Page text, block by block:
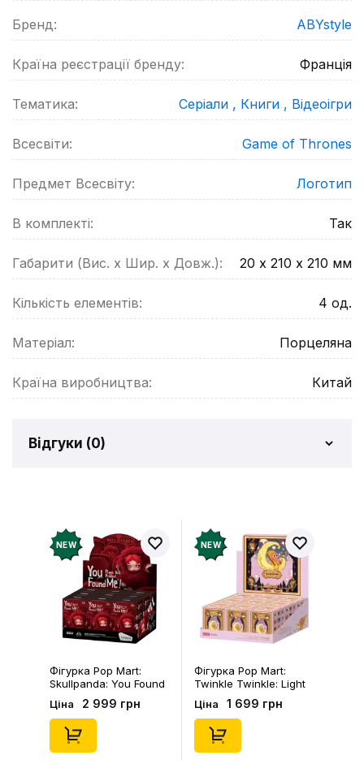
Бренд: ABYstyle
Країна реєстрації бренду: Франція
Тематика: Серіали , Книги , Відеоігри
Всесвіти: Game of Thrones
Предмет Всесвіту: Логотип
В комплекті: Так
Габарити (Вис. х Шир. х Довж.): 20 х 210 х 210 мм
Кількість елементів: 4 од.
Матеріал: Порцеляна
Країна виробництва: Китай
Відгуки (0)
Додайте відгук і отримайте 50 грн на свій
рахунок
Залишити відгук
NEW
Фігурка Pop Mart:
Skullpanda: You Found
Me!: Plush Doll Pendant
Series (Blind Box: 1 з
10) (Secret Edition),
(29347)
Ціна 2 999 грн
NEW
Фігурка Pop Mart:
Twinkle Twinkle: Light
Up: Scene Sets Series
(Blind Box: 1 з 10)
(Secret Edition),
(21372)
Ціна 1 699 грн